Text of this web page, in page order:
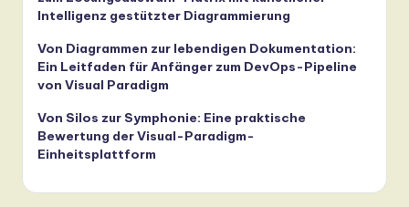
Intelligenz gestützter Diagrammierung
Von Diagrammen zur lebendigen Dokumentation:
Ein Leitfaden für Anfänger zum DevOps-Pipeline
von Visual Paradigm
Von Silos zur Symphonie: Eine praktische
Bewertung der Visual-Paradigm-
Einheitsplattform